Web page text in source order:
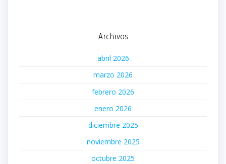
Archivos
abril 2026
marzo 2026
febrero 2026
enero 2026
diciembre 2025
noviembre 2025
octubre 2025